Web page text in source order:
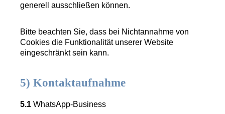
generell ausschließen können.
Bitte beachten Sie, dass bei Nichtannahme von
Cookies die Funktionalität unserer Website
eingeschränkt sein kann.
5) Kontaktaufnahme
5.1 WhatsApp-Business